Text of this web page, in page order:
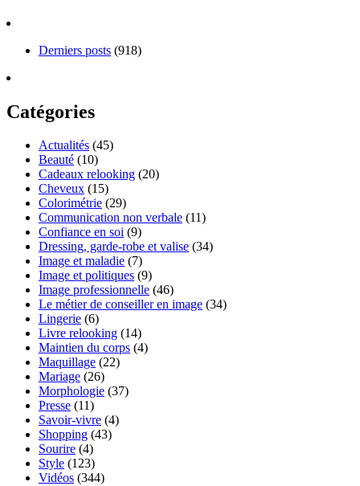
Derniers posts (918)
Catégories
Actualités (45)
Beauté (10)
Cadeaux relooking (20)
Cheveux (15)
Colorimétrie (29)
Communication non verbale (11)
Confiance en soi (9)
Dressing, garde-robe et valise (34)
Image et maladie (7)
Image et politiques (9)
Image professionnelle (46)
Le métier de conseiller en image (34)
Lingerie (6)
Livre relooking (14)
Maintien du corps (4)
Maquillage (22)
Mariage (26)
Morphologie (37)
Presse (11)
Savoir-vivre (4)
Shopping (43)
Sourire (4)
Style (123)
Vidéos (344)